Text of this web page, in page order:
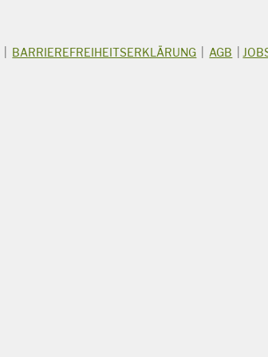
BARRIEREFREIHEITSERKLÄRUNG |AGB |